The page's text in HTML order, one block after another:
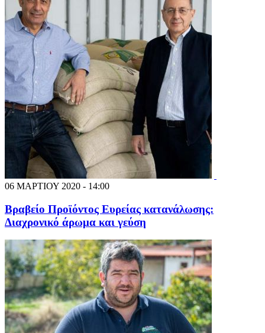
06 ΜΑΡΤΙΟΥ 2020 - 14:00
Βραβείο Προϊόντος Ευρείας κατανάλωσης:
Διαχρονικό άρωμα και γεύση